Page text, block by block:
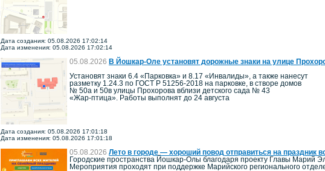
Дата создания: 05.08.2026 17:02:14
Дата изменения: 05.08.2026 17:02:14
05.08.2026 В Йошкар-Оле установят дорожные знаки на улице
Установят знаки 6.4 «Парковка» и 8.17 «Инвалиды», а также нанесут
разметку 1.24.3 по ГОСТ Р 51256-2018 на парковке, в створе домов
№ 50а и 50в улицы Прохорова вблизи детского сада № 43
«Жар-птица». Работы выполнят до 24 августа
Дата создания: 05.08.2026 17:01:18
Дата изменения: 05.08.2026 17:01:18
05.08.2026 Лето в городе — хороший повод отправиться на праздник
Городские пространства Йошкар-Олы благодаря проекту Главы Марий
Мероприятия проходят при поддержке Марийского регионального